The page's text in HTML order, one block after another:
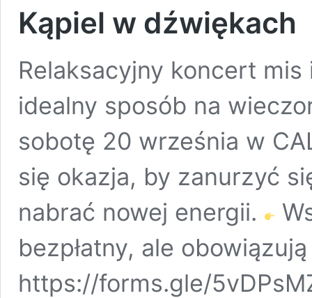
Kąpiel w dźwiękach
Relaksacyjny koncert
idealny sposób na
sobotę 20 września w
się okazja, by zanurzyć
nabrać nowej energii.
bezpłatny, ale
https://forms.gle/